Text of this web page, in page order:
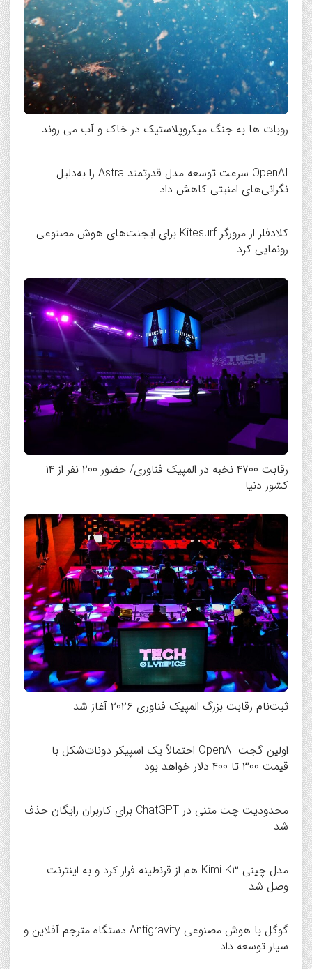
روبات ها به جنگ میکروپلاستیک در خاک و آب می روند
OpenAI سرعت توسعه مدل قدرتمند Astra را به‌دلیل
نگرانی‌های امنیتی کاهش داد
کلادفلر از مرورگر Kitesurf برای ایجنت‌های هوش مصنوعی
رونمایی کرد
رقابت ۴۷۰۰ نخبه در المپیک فناوری/ حضور ۲۰۰ نفر از ۱۴
کشور دنیا
ثبت‌نام رقابت بزرگ المپیک فناوری ۲۰۲۶ آغاز شد
اولین گجت OpenAI احتمالاً یک اسپیکر دونات‌شکل با
قیمت ۳۰۰ تا ۴۰۰ دلار خواهد بود
محدودیت چت متنی در ChatGPT برای کاربران رایگان حذف
شد
مدل چینی Kimi K3 هم از قرنطینه فرار کرد و به اینترنت
وصل شد
گوگل با هوش مصنوعی Antigravity دستگاه مترجم آفلاین و
سیار توسعه داد